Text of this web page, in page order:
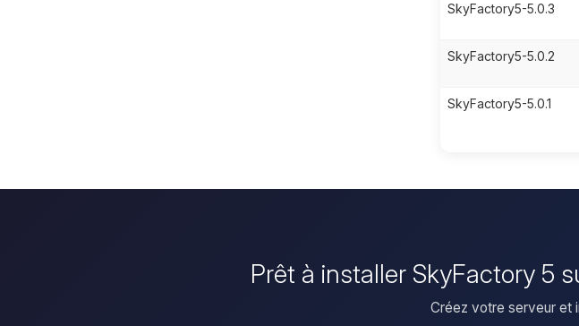
SkyFactory5-5.0.3
SkyFactory5-5.0.2
SkyFactory5-5.0.1
Prêt à installer SkyFactory 5
Créez votre serveur et